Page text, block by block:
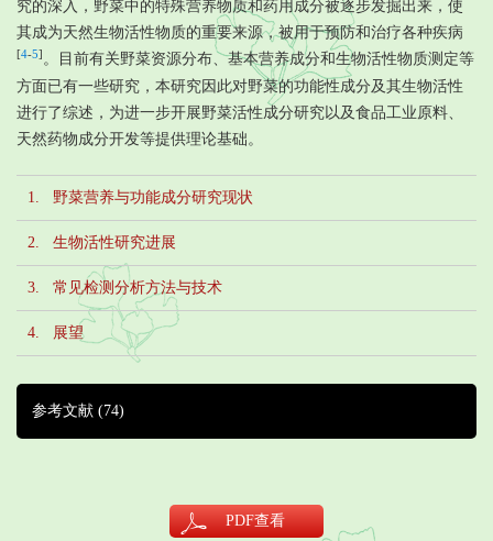
究的深入，野菜中的特殊营养物质和药用成分被逐步发掘出来，使
其成为天然生物活性物质的重要来源，被用于预防和治疗各种疾病
[4-5] 。目前有关野菜资源分布、基本营养成分和生物活性物质测定等
方面已有一些研究，本研究因此对野菜的功能性成分及其生物活性
进行了综述，为进一步开展野菜活性成分研究以及食品工业原料、
天然药物成分开发等提供理论基础。
1. 野菜营养与功能成分研究现状
2. 生物活性研究进展
3. 常见检测分析方法与技术
4. 展望
参考文献 (74)
PDF查看